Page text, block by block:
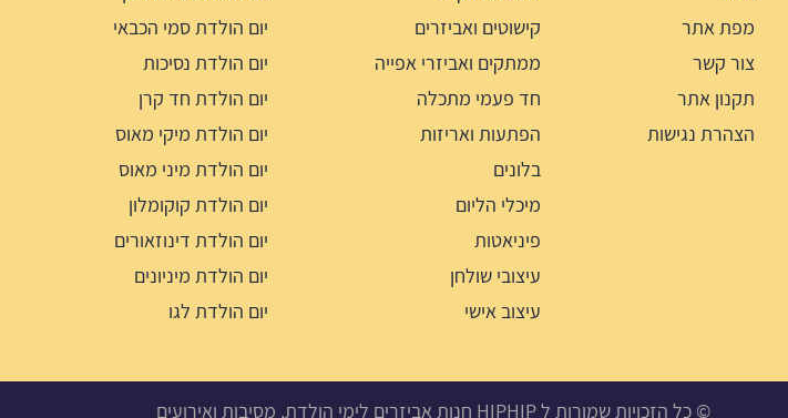
מפת אתר
צור קשר
תקנון אתר
הצהרת נגישות
קישוטים ואביזרים
ממתקים ואביזרי אפייה
חד פעמי מתכלה
הפתעות ואריזות
בלונים
מיכלי הליום
פיניאטות
עיצובי שולחן
עיצוב אישי
יום הולדת סמי הכבאי
יום הולדת נסיכות
יום הולדת חד קרן
יום הולדת מיקי מאוס
יום הולדת מיני מאוס
יום הולדת קוקומלון
יום הולדת דינוזאורים
יום הולדת מיניונים
יום הולדת לגו
© כל הזכויות שמורות ל HIPHIP חנות אביזרים לימי הולדת, מסיבות ואירועים